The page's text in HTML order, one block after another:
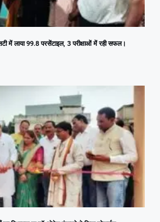
में लाया 99.8 परसेंटाइल, 3 परीक्षाओं में रही सफल।